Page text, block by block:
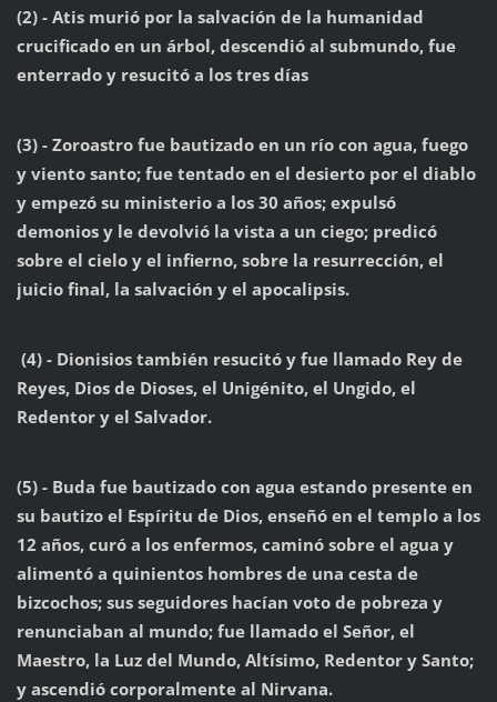
(2) - Atis murió por la salvación de la humanidad
crucificado en un árbol, descendió al submundo, fue
enterrado y resucitó a los tres días
(3) - Zoroastro fue bautizado en un río con agua, fuego
y viento santo; fue tentado en el desierto por el diablo
y empezó su ministerio a los 30 años; expulsó
demonios y le devolvió la vista a un ciego; predicó
sobre el cielo y el infierno, sobre la resurrección, el
juicio final, la salvación y el apocalipsis.
(4) - Dionisios también resucitó y fue llamado Rey de
Reyes, Dios de Dioses, el Unigénito, el Ungido, el
Redentor y el Salvador.
(5) - Buda fue bautizado con agua estando presente en
su bautizo el Espíritu de Dios, enseñó en el templo a los
12 años, curó a los enfermos, caminó sobre el agua y
alimentó a quinientos hombres de una cesta de
bizcochos; sus seguidores hacían voto de pobreza y
renunciaban al mundo; fue llamado el Señor, el
Maestro, la Luz del Mundo, Altísimo, Redentor y Santo;
y ascendió corporalmente al Nirvana.